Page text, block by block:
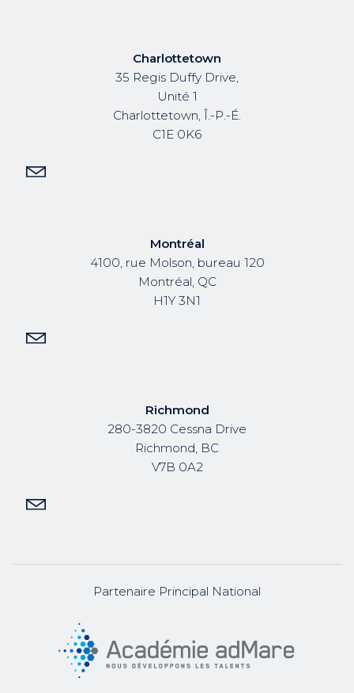
Charlottetown
35 Regis Duffy Drive,
Unité 1
Charlottetown, Î.-P.-É.
C1E 0K6
Montréal
4100, rue Molson, bureau 120
Montréal, QC
H1Y 3N1
Richmond
280-3820 Cessna Drive
Richmond, BC
V7B 0A2
Partenaire Principal National